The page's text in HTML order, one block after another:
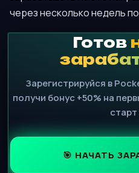
через несколько недель
Готов
Зарегистрируйся в
получи бонус +50% на
🎯 НАЧАТЬ